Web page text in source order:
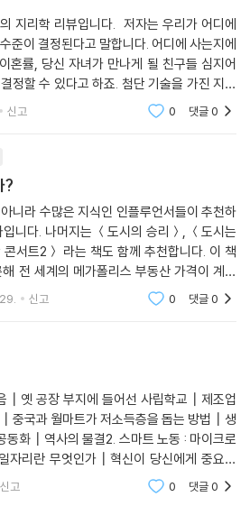
게 지구촌의 작업장을 개조하고 있는지 생생
업력이 어떻게 확대되었는지, 이것이 한국
의미하는지 알아보고, 무엇이 미래 일자리의
들의 운명을 결정하는 변화를 일으키는지,
생활, 우리의 공동체, 우리의 생활방식에 영
지리학 리뷰입니다. 저자는 우리가 어디에
준이 결정된다고 말합니다. 어디에 사는지에
혼률, 당신 자녀가 만나게 될 친구들 심지어
정할 수 있다고 하죠. 첨단 기술을 가진 지역
차이를 극명하게 다르다는 것을 보여주는
신고 0 댓글0
?
니라 수많은 지식인 인플루언서들이 추천하
니다. 나머지는 ＜도시의 승리＞, ＜도시는
서트2＞ 라는 책도 함께 추천합니다. 이 책
전 세계의 메가폴리스 부동산 가격이 계속
지 등등에 대해 알 수 있습니다. 대강 매
신고 0 댓글0
┃옛 공장 부지에 들어선 사립학교┃제조업
중국과 월마트가 저소득층을 돕는 방법┃생
화┃역사의 물결2. 스마트 노동 : 마이크로
자리란 무엇인가┃혁신이 당신에게 중요한
재순환되는 일자리┃혁신 부문 일자리가 계
신고 0 댓글0